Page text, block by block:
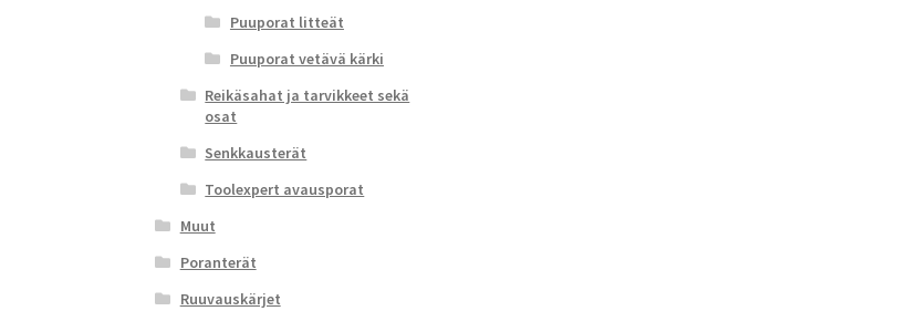
Puuporat litteät
Puuporat vetävä kärki
Reikäsahat ja tarvikkeet sekä
osat
Senkkausterät
Toolexpert avausporat
Muut
Poranterät
Ruuvauskärjet